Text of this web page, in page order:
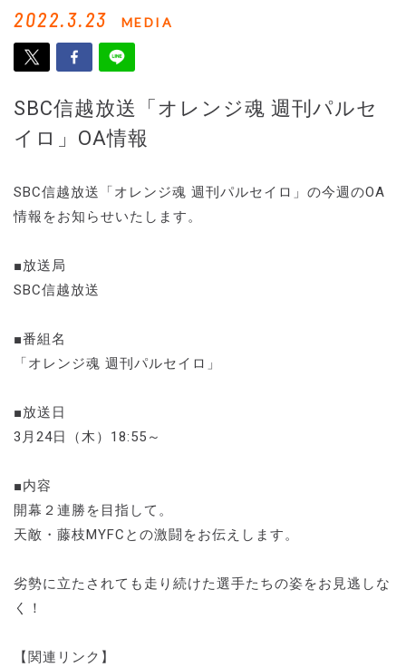
2022.3.23 MEDIA
SBC信越放送「オレンジ魂 週刊パルセ
イロ」OA情報
SBC信越放送「オレンジ魂 週刊パルセイロ」の今週のOA
情報をお知らせいたします。
■放送局
SBC信越放送
■番組名
「オレンジ魂 週刊パルセイロ」
■放送日
3月24日（木）18:55～
■内容
開幕２連勝を目指して。
天敵・藤枝MYFCとの激闘をお伝えします。
劣勢に立たされても走り続けた選手たちの姿をお見逃しな
く！
【関連リンク】